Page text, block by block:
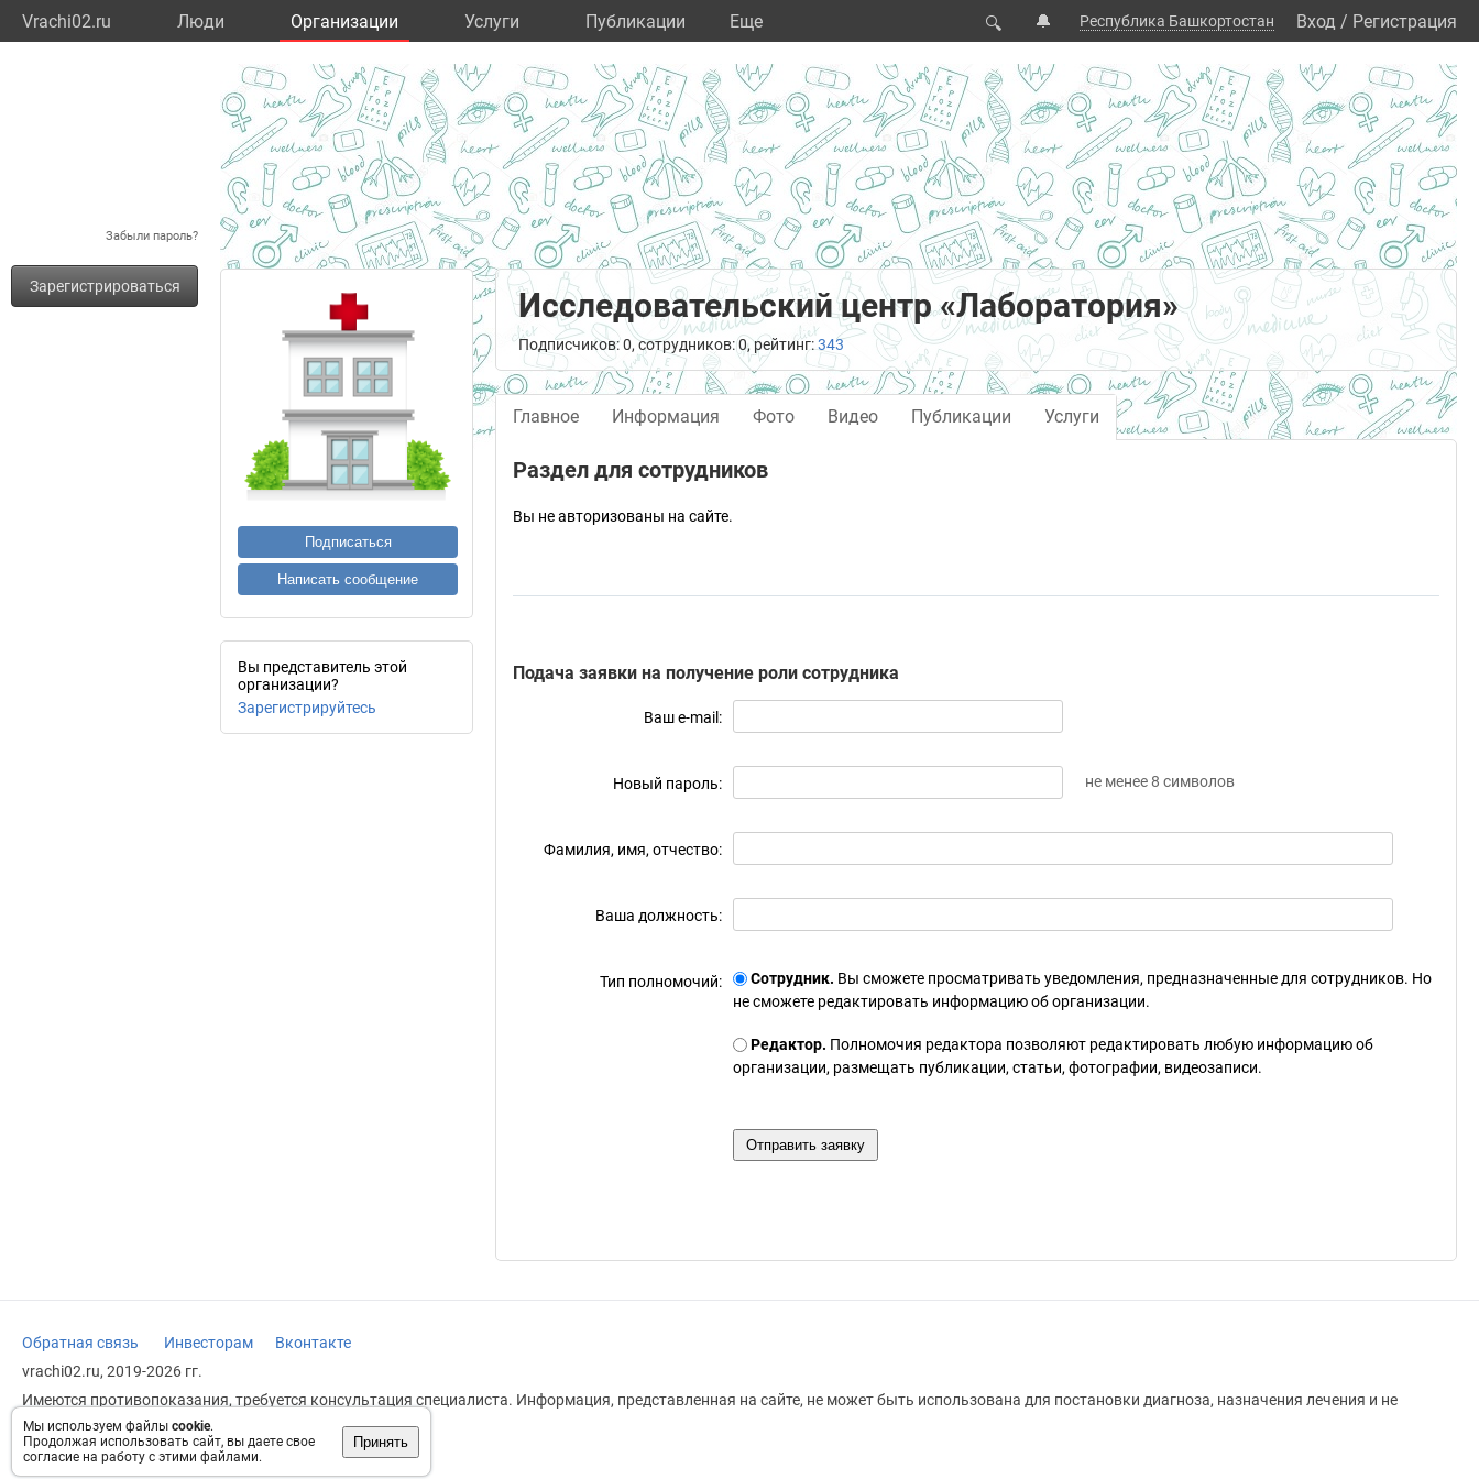
Vrachi02.ru Люди Организации Услуги Публикации Eще 🔍 🔔 Республика Башкортостан Вход / Регистрация
Забыли пароль?
Зарегистрироваться
Мы используем файлы cookie.
Продолжая использовать сайт, вы даете свое
согласие на работу с этими файлами.
Принять
Подписаться
Написать сообщение
Вы представитель этой
организации?
Зарегистрируйтесь
Исследовательский центр «Лаборатория»
Подписчиков: 0, сотрудников: 0, рейтинг:343
Главное Информация Фото Видео Публикации Услуги
Раздел для сотрудников
Вы не авторизованы на сайте.
Подача заявки на получение роли сотрудника
Ваш e-mail:
Новый пароль: не менее 8 символов
Фамилия, имя, отчество:
Ваша должность:
Тип полномочий: Сотрудник. Вы сможете просматривать уведомления, предназначенные для сотрудников. Но
не сможете редактировать информацию об организации.
Редактор. Полномочия редактора позволяют редактировать любую информацию об
организации, размещать публикации, статьи, фотографии, видеозаписи.
Обратная связь Инвесторам
Вконтакте
vrachi02.ru, 2019-2026 гг.
Имеются противопоказания, требуется консультация специалиста. Информация, представленная на сайте, не может быть использована для постановки диагноза, назначения лечения и не
заменяет прием врача.
Возрастное ограничение: 18+